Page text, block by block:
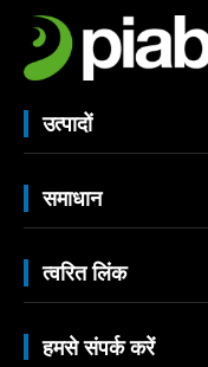
उत्पादों
समाधान
त्वरित लिंक
हमसे संपर्क करें